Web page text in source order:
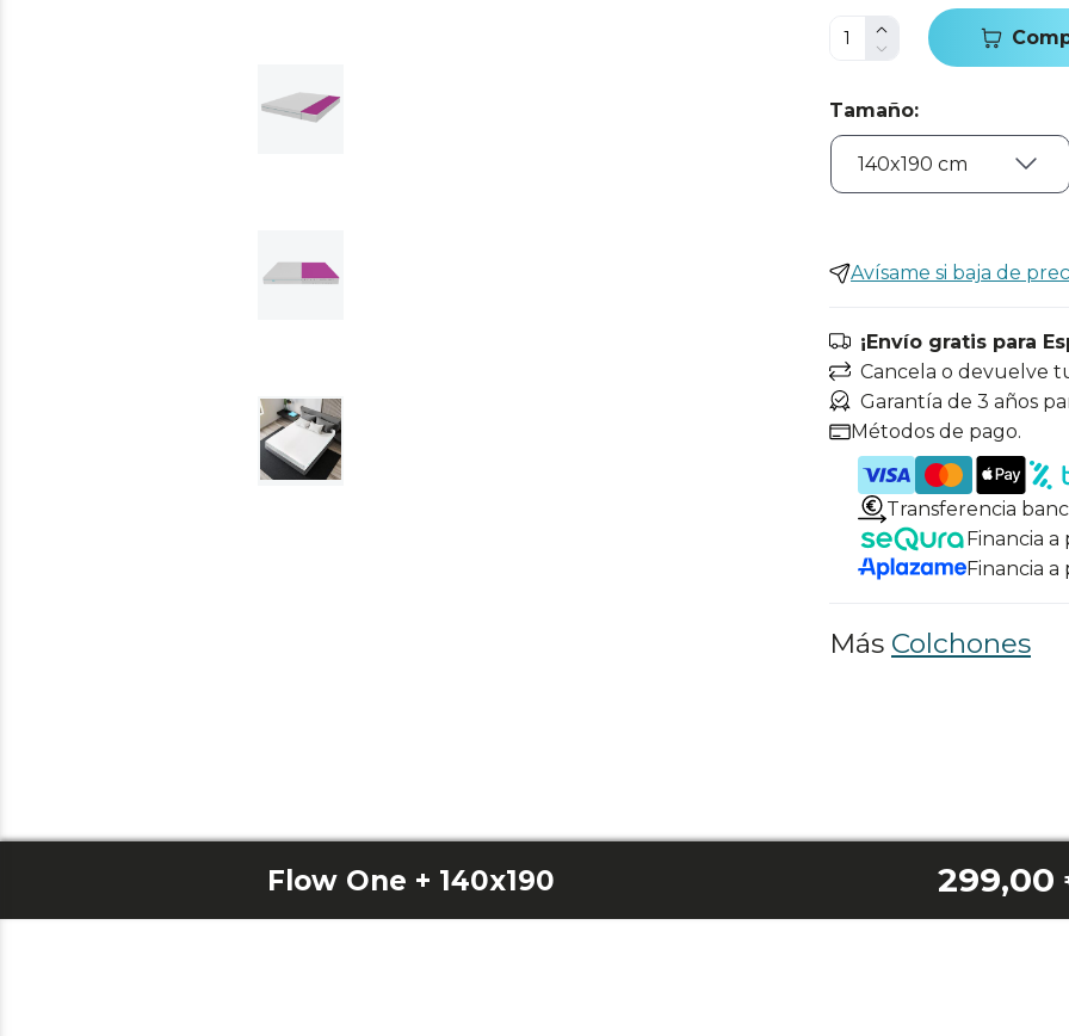
Tamaño:
Avísame si baja de
¡Envío gratis para
Cancela o devuelve
Garantía de 3 años
Métodos de pago.
Transferencia
Financia a
Financia a
Más Colchones
Flow One + 140x190 299,00